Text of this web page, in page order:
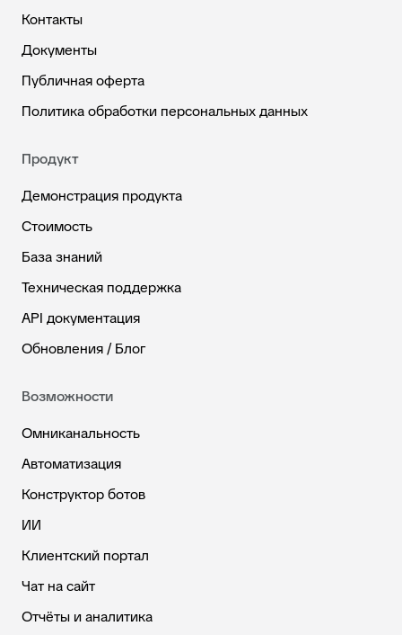
Контакты
Документы
Публичная оферта
Политика обработки персональных данных
Продукт
Демонстрация продукта
Стоимость
База знаний
Техническая поддержка
API документация
Обновления / Блог
Возможности
Омниканальность
Автоматизация
Конструктор ботов
ИИ
Клиентский портал
Чат на сайт
Отчёты и аналитика